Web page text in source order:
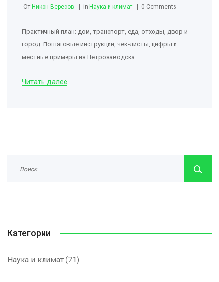
От Никон Вересов in Наука и климат 0 Comments
Практичный план: дом, транспорт, еда, отходы, двор и
город. Пошаговые инструкции, чек‑листы, цифры и
местные примеры из Петрозаводска.
Читать далее
Категории
Наука и климат (71)